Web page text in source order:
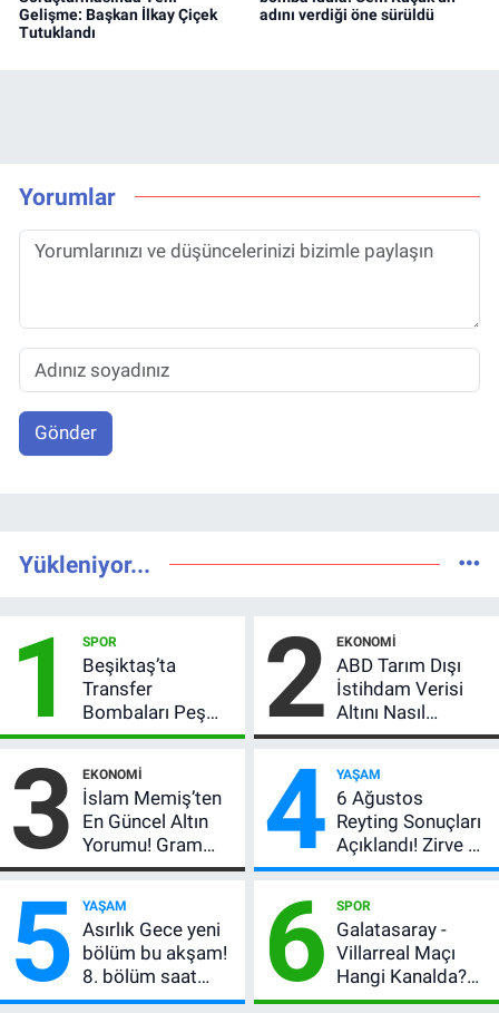
Gelişme: Başkan İlkay Çiçek
Tutuklandı
adını verdiği öne sürüldü
Yorumlar
Gönder
Yükleniyor...
1 SPOR
Beşiktaş’ta
Transfer
Bombaları Peş
Peşe! Adalı
Açıkladı, 5 Yıldız
Daha Listede
2 EKONOMI
ABD Tarım Dışı
İstihdam Verisi
Altını Nasıl
Etkiler? Çok Basit
3 EKONOMI
İslam Memiş’ten
En Güncel Altın
Yorumu! Gram
Altın İçin 6.350 TL
Beklentisi
Değişmedi
4 YAŞAM
6 Ağustos
Reyting Sonuçları
Açıklandı! Zirve El
Değiştirdi:
MasterChef'i
Geride Bıraktı
5 YAŞAM
Asırlık Gece yeni
bölüm bu akşam!
8. bölüm saat
kaçta, TRT 1 canlı
6 SPOR
Galatasaray -
Villarreal Maçı
Hangi Kanalda?
Hazırlık Maçı Ne